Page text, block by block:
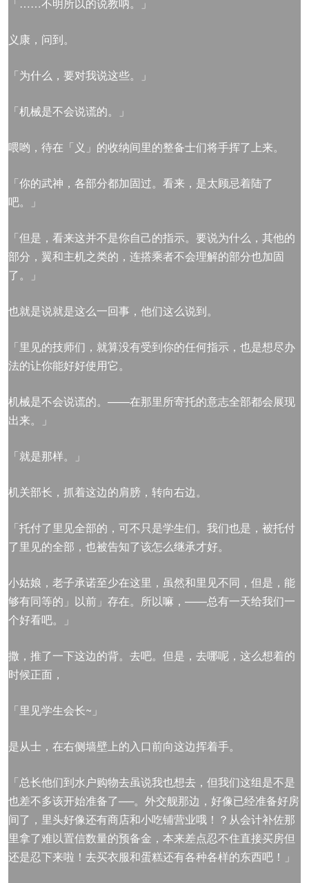
义康，问到。
「为什么，要对我说这些。」
「机械是不会说谎的。」
喂哟，待在「义」的收纳间里的整备士们将手挥了上来。
「你的武神，各部分都加固过。看来，是太顾忌着陆了
吧。」
「但是，看来这并不是你自己的指示。要说为什么，其他的
部分，翼和主机之类的，连搭乘者不会理解的部分也加固
了。」
也就是说就是这么一回事，他们这么说到。
「里见的技师们，就算没有受到你的任何指示，也是想尽办
法的让你能好好使用它。
机械是不会说谎的。——在那里所寄托的意志全部都会展现
出来。」
「就是那样。」
机关部长，抓着这边的肩膀，转向右边。
「托付了里见全部的，可不只是学生们。我们也是，被托付
了里见的全部，也被告知了该怎么继承才好。
小姑娘，老子承诺至少在这里，虽然和里见不同，但是，能
够有同等的」以前」存在。所以嘛，——总有一天给我们一
个好看吧。」
撒，推了一下这边的背。去吧。但是，去哪呢，这么想着的
时候正面，
「里见学生会长~」
是从士，在右侧墙壁上的入口前向这边挥着手。
「总长他们到水户购物去虽说我也想去，但我们这组是不是
也差不多该开始准备了──。外交舰那边，好像已经准备好房
间了，里头好像还有商店和小吃铺营业哦！？从会计补佐那
里拿了难以置信数量的预备金，本来差点忍不住直接买房但
还是忍下来啦！去买衣服和蛋糕还有各种各样的东西吧！」